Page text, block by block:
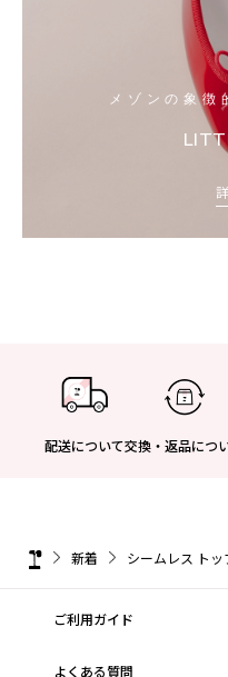
メゾンの象徴
配送について交換・返品につ
新着 シームレス トッ
ご利用ガイド
よくある質問